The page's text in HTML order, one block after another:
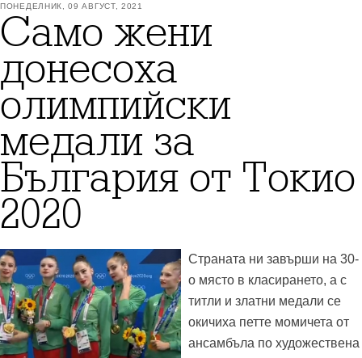
ПОНЕДЕЛНИК, 09 АВГУСТ, 2021
Само жени
донесоха
олимпийски
медали за
България от Токио
2020
Страната ни завърши на 30-
о място в класирането, а с
титли и златни медали се
окичиха петте момичета от
ансамбъла по художествена